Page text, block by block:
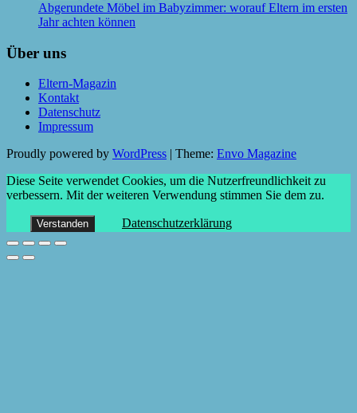
Abgerundete Möbel im Babyzimmer: worauf Eltern im ersten
Jahr achten können
Über uns
Eltern-Magazin
Kontakt
Datenschutz
Impressum
Proudly powered by WordPress Theme: Envo Magazine
Diese Seite verwendet Cookies, um die Nutzerfreundlichkeit zu
verbessern. Mit der weiteren Verwendung stimmen Sie dem zu.
Verstanden Datenschutzerklärung